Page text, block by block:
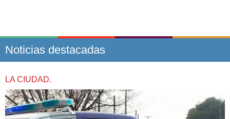
Noticias destacadas
LA CIUDAD.